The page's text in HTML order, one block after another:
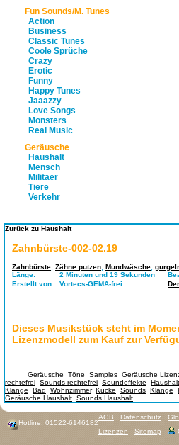
Fun Sounds/M. Tunes
Action
Business
Classic Tunes
Coole Sprüche
Crazy
Erotic
Funny
Happy Tunes
Jaaazzy
Love Songs
Monsters
Real Music
Geräusche
Haushalt
Mensch
Militaer
Tiere
Verkehr
Zurück zu Haushalt
Zahnbürste-002-02.19
Zahnbürste Zähne putzen Mundwäsche
Länge:
2 Minuten und 19 Sekunden
Erstellt von:
Vortecs-GEMA-frei
Dieses Musikstück steht im
Lizenzmodell zum Kauf zur
Geräusche Töne Samples Geräusche
rechtefrei Sounds rechtefrei Soundeffekte
Klänge
Bad Wohnzimmer, Kücke Sounds Klänge
Geräusche Haushalt Sounds Haushalt
Hotline: 01522-6146182
AGB Datenschutz
Lizenzen
Sitemap